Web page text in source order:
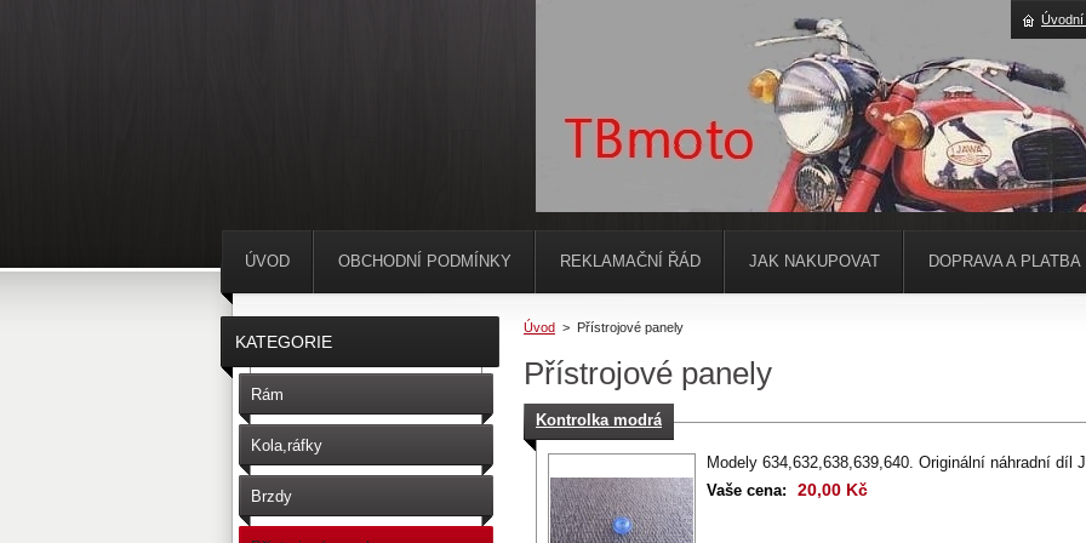
Úvod > Přístrojové panely
Přístrojové panely
Kontrolka modrá
Modely 634,632,638,639,640. Originální náhradní díl
Vaše cena:
20,00 Kč
KATEGORIE
Rám
Kola,ráfky
Brzdy
ÚVOD OBCHODNÍ PODMÍNKY REKLAMAČNÍ ŘÁD JAK NAKUPOVAT DOPRAVA A PLATBA